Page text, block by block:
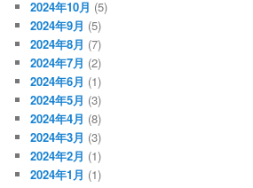
2024年10月 (5)
2024年9月 (5)
2024年8月 (7)
2024年7月 (2)
2024年6月 (1)
2024年5月 (3)
2024年4月 (8)
2024年3月 (3)
2024年2月 (1)
2024年1月 (1)